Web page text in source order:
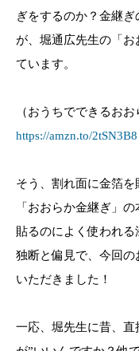
ぎをするのか？金継
が、堀通広先生の「
ています。
（おうちでできるお
https://amzn.to/2tSN3B8
そう、割れ面に金箔を
「おおらか金継ぎ」
貼るのによく使われ
独断と偏見で、今回
いただきました！
一応、堀先生に昔、